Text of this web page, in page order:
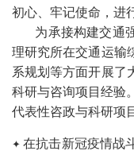
初心、牢记使命，进
为承接构建交通强
理研究所在交通运输
系规划等方面开展了
科研与咨询项目经验。
代表性咨政与科研项
✦在抗击新冠疫情战